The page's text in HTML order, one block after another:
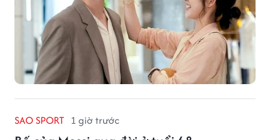
SAO SPORT 1 giờ trước